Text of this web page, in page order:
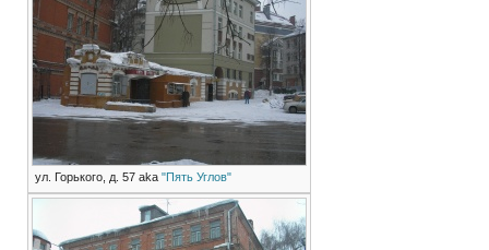
ул. Горького, д. 57 aka "Пять Углов"